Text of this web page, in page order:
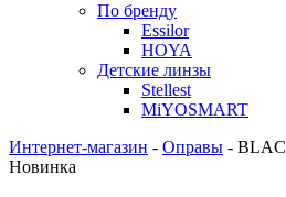
По бренду
Essilor
HOYA
Детские линзы
Stellest
MiYOSMART
Интернет-магазин - Оправы -
Новинка